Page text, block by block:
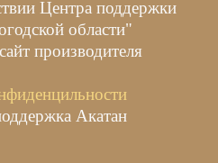
Центра поддержки
области"
производителя
Акатан